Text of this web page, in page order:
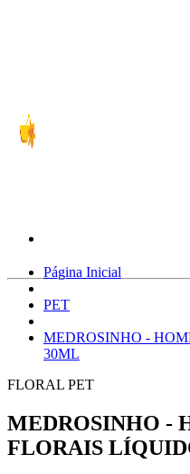
Página Inicial
PET
MEDROSINHO -
30ML
FLORAL PET
MEDROSINHO -
FLORAIS